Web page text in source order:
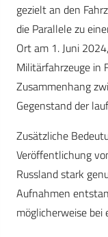
gezielt an den
die Parallele zu
Ort am 1. Juni
Militärfahrzeuge in
Zusammenhang
Gegenstand der
Zusätzliche
Veröffentlichung
Russland stark
Aufnahmen
möglicherweise